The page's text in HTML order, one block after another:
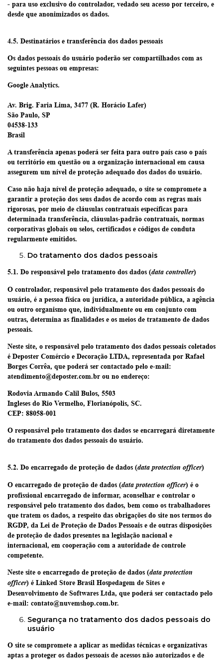
- para uso exclusivo do controlador, vedado seu acesso por terceiro, e
desde que anonimizados os dados.
4.5. Destinatários e transferência dos dados pessoais
Os dados pessoais do usuário poderão ser compartilhados com as
seguintes pessoas ou empresas:
Google Analytics.
Av. Brig. Faria Lima, 3477 (R. Horácio Lafer)
São Paulo, SP
04538-133
Brasil
A transferência apenas poderá ser feita para outro país caso o país
ou território em questão ou a organização internacional em causa
assegurem um nível de proteção adequado dos dados do usuário.
Caso não haja nível de proteção adequado, o site se compromete a
garantir a proteção dos seus dados de acordo com as regras mais
rigorosas, por meio de cláusulas contratuais específicas para
determinada transferência, cláusulas-padrão contratuais, normas
corporativas globais ou selos, certificados e códigos de conduta
regularmente emitidos.
Do tratamento dos dados pessoais
5.1. Do responsável pelo tratamento dos dados (data controller)
O controlador, responsável pelo tratamento dos dados pessoais do
usuário, é a pessoa física ou jurídica, a autoridade pública, a agência
ou outro organismo que, individualmente ou em conjunto com
outras, determina as finalidades e os meios de tratamento de dados
pessoais.
Neste site, o responsável pelo tratamento dos dados pessoais coletados
é Deposter Comércio e Decoração LTDA, representada por Rafael
Borges Corrêa, que poderá ser contactado pelo e-mail:
atendimento@deposter.com.br ou no endereço:
Rodovia Armando Calil Bulos, 5503
Ingleses do Rio Vermelho, Florianópolis, SC.
CEP: 88058-001
O responsável pelo tratamento dos dados se encarregará diretamente
do tratamento dos dados pessoais do usuário.
5.2. Do encarregado de proteção de dados (data protection officer)
O encarregado de proteção de dados (data protection officer) é o
profissional encarregado de informar, aconselhar e controlar o
responsável pelo tratamento dos dados, bem como os trabalhadores
que tratem os dados, a respeito das obrigações do site nos termos do
RGDP, da Lei de Proteção de Dados Pessoais e de outras disposições
de proteção de dados presentes na legislação nacional e
internacional, em cooperação com a autoridade de controle
competente.
Neste site o encarregado de proteção de dados (data protection
officer) é Linked Store Brasil Hospedagem de Sites e
Desenvolvimento de Softwares Ltda, que poderá ser contactado pelo
e-mail: contato@nuvemshop.com.br.
Segurança no tratamento dos dados pessoais do
usuário
O site se compromete a aplicar as medidas técnicas e organizativas
aptas a proteger os dados pessoais de acessos não autorizados e de